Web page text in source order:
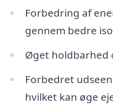
Forbedring af
gennem bedre
Øget holdbarhed
Forbedret
hvilket kan øge